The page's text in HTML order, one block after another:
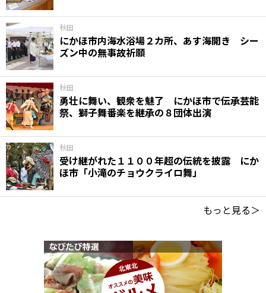
秋田
にかほ市内海水浴場２カ所、あす海開き シー
ズン中の無事故祈願
秋田
勇壮に舞い、観衆を魅了 にかほ市で伝承芸能
祭、獅子舞番楽を継承の８団体出演
秋田
受け継がれた１１００年超の伝統を披露 にか
ほ市「小滝のチョウクライロ舞」
もっと見る＞